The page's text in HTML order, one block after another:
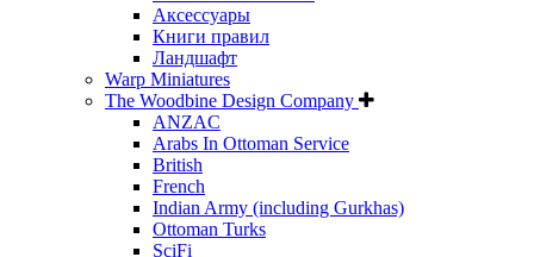
Аксессуары
Книги правил
Ландшафт
Warp Miniatures
The Woodbine Design Company
ANZAC
Arabs In Ottoman Service
British
French
Indian Army (including Gurkhas)
Ottoman Turks
SciFi